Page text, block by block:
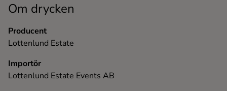
Om drycken
Producent
Lottenlund Estate
Importör
Lottenlund Estate Events AB